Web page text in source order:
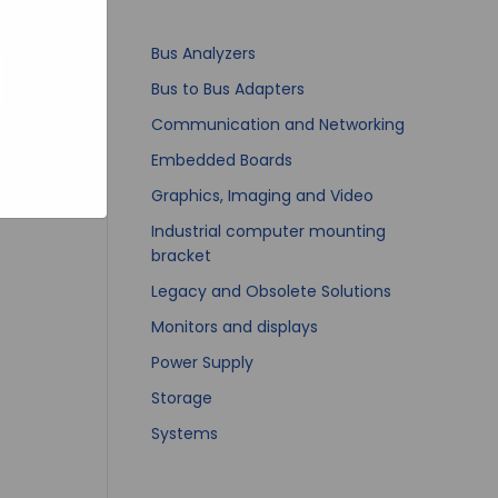
Bus Analyzers
Bus to Bus Adapters
Communication and Networking
Embedded Boards
Graphics, Imaging and Video
Industrial computer mounting
bracket
Legacy and Obsolete Solutions
Monitors and displays
Power Supply
Storage
Systems
van